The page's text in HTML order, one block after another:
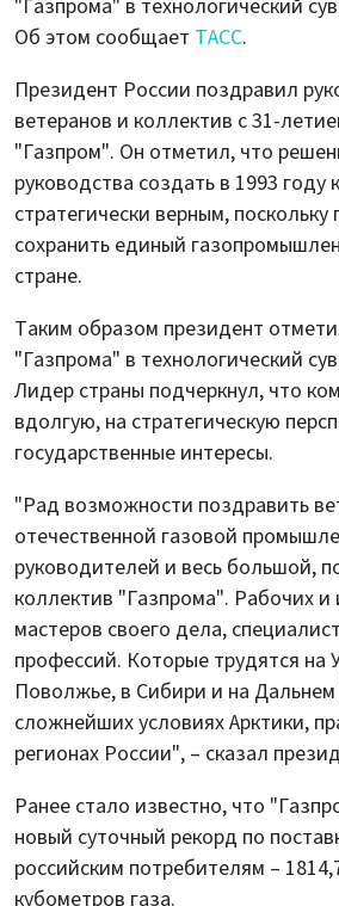
"Газпрома" в технологический
Об этом сообщает ТАСС.
Президент России поздравил
ветеранов и коллектив с 31-
"Газпром". Он отметил, что
руководства создать в 1993
стратегически верным,
сохранить единый
стране.
Таким образом президент
"Газпрома" в технологический
Лидер страны подчеркнул, что
вдолгую, на стратегическую
государственные интересы.
"Рад возможности поздравить
отечественной газовой
руководителей и весь большой,
коллектив "Газпрома". Рабочих
мастеров своего дела,
профессий. Которые трудятся на
Поволжье, в Сибири и на Дальнем
сложнейших условиях Арктики,
регионах России", – сказал
Ранее стало известно, что
новый суточный рекорд по
российским потребителям –
кубометров газа.